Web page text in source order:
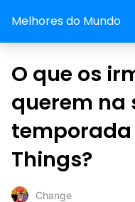
Melhores do Mundo
O que os
querem na
temporada
Things?
Change